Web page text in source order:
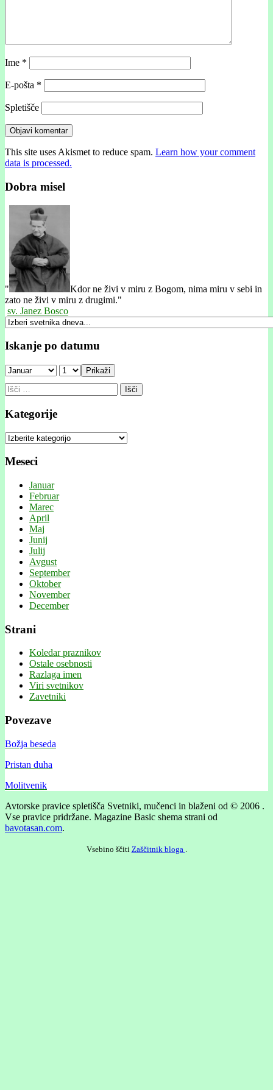
Ime *
E-pošta *
Spletišče
This site uses Akismet to reduce spam. Learn how your comment
data is processed.
Dobra misel
"
Kdor ne živi v miru z Bogom, nima miru v sebi in
zato ne živi v miru z drugimi."
sv. Janez Bosco
Iskanje po datumu
Prikaži
Išči:
Kategorije
Kategorije
Meseci
Januar
Februar
Marec
April
Maj
Junij
Julij
Avgust
September
Oktober
November
December
Strani
Koledar praznikov
Ostale osebnosti
Razlaga imen
Viri svetnikov
Zavetniki
Povezave
Božja beseda
Pristan duha
Molitvenik
Avtorske pravice spletišča Svetniki, mučenci in blaženi od © 2006 .
Vse pravice pridržane. Magazine Basic shema strani od
bavotasan.com.
Vsebino ščiti Zaščitnik bloga